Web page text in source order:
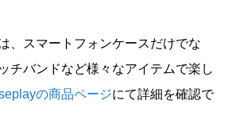
、スマートフォンケースだけでな
チバンドなど様々なアイテムで楽し
の商品ページにて詳細を確認で